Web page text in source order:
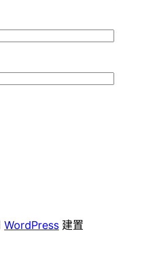
WordPress 建置